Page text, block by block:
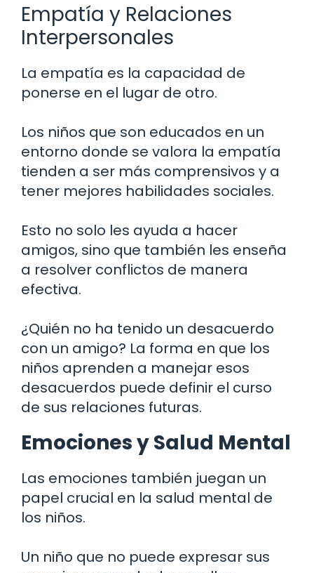
Empatía y Relaciones
Interpersonales
La empatía es la capacidad de
ponerse en el lugar de otro.
Los niños que son educados en un
entorno donde se valora la empatía
tienden a ser más comprensivos y a
tener mejores habilidades sociales.
Esto no solo les ayuda a hacer
amigos, sino que también les enseña
a resolver conflictos de manera
efectiva.
¿Quién no ha tenido un desacuerdo
con un amigo? La forma en que los
niños aprenden a manejar esos
desacuerdos puede definir el curso
de sus relaciones futuras.
Emociones y Salud Mental
Las emociones también juegan un
papel crucial en la salud mental de
los niños.
Un niño que no puede expresar sus